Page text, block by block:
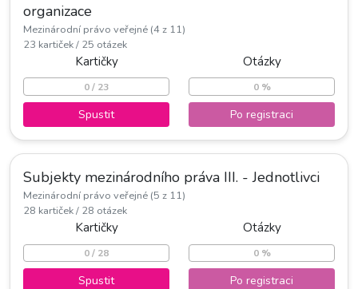
organizace
Mezinárodní právo veřejné (4 z 11)
23 kartiček / 25 otázek
Kartičky
0 / 23
Spustit
Otázky
0 %
Po registraci
Subjekty mezinárodního práva III. - Jednotlivci
Mezinárodní právo veřejné (5 z 11)
28 kartiček / 28 otázek
Kartičky
0 / 28
Spustit
Otázky
0 %
Po registraci